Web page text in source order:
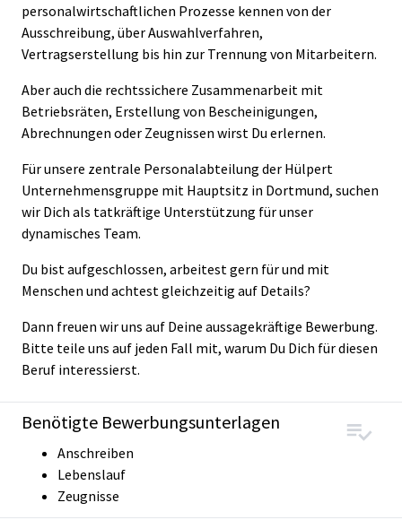
personalwirtschaftlichen Prozesse kennen von der
Ausschreibung, über Auswahlverfahren,
Vertragserstellung bis hin zur Trennung von Mitarbeitern.
Aber auch die rechtssichere Zusammenarbeit mit
Betriebsräten, Erstellung von Bescheinigungen,
Abrechnungen oder Zeugnissen wirst Du erlernen.
Für unsere zentrale Personalabteilung der Hülpert
Unternehmensgruppe mit Hauptsitz in Dortmund, suchen
wir Dich als tatkräftige Unterstützung für unser
dynamisches Team.
Du bist aufgeschlossen, arbeitest gern für und mit
Menschen und achtest gleichzeitig auf Details?
Dann freuen wir uns auf Deine aussagekräftige Bewerbung.
Bitte teile uns auf jeden Fall mit, warum Du Dich für diesen
Beruf interessierst.
Benötigte Bewerbungsunterlagen
Anschreiben
Lebenslauf
Zeugnisse